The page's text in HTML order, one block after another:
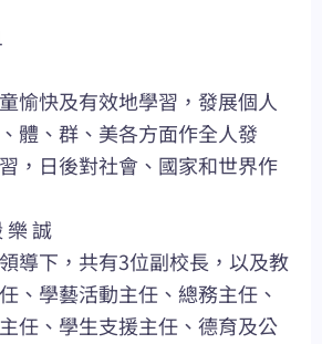
愉快及有效地學習，發展個人
體、群、美各方面作全人發
，日後對社會、國家和世界作
樂 誠
導下，共有3位副校長，以及教
、學藝活動主任、總務主任、
任、學生支援主任、德育及公